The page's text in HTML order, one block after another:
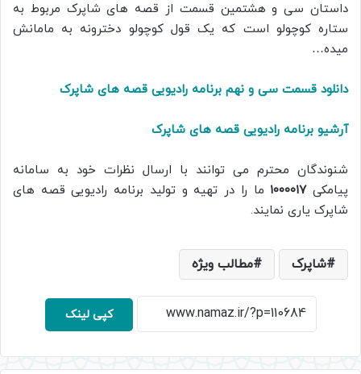
داستان سی و هشتمین قسمت از قصه های شاپرک مربوط به
ستاره کوچولو است که یک قول کوچولو دخترونه به مامانش
میده…
دانلود قسمت سی و نهم برنامه رادیویی قصه های شاپرک
آرشیو برنامه رادیویی قصه های شاپرک
شنوندگان محترم می توانند با ارسال نظرات خود به سامانه
پیامکی۱۰۰۰۰۱۷ ما را در تهیه و تولید برنامه رادیویی قصه های
شاپرک یاری نمایند.
شاپرک مطالب ویژه
کپی لینک